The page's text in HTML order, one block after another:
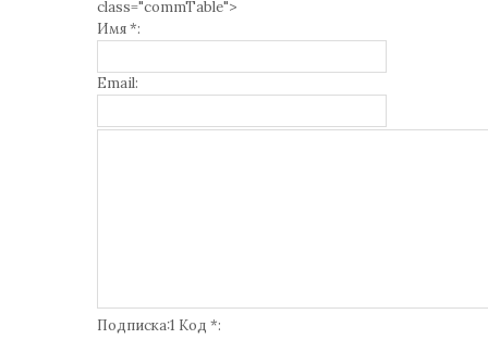
class="commTable">
Имя *:
Email:
Подписка:1 Код *: